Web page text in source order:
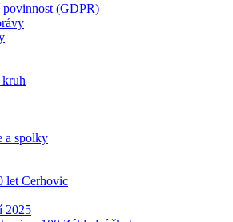
(GDPR)
kruh
a spolky
let Cerhovic
2025